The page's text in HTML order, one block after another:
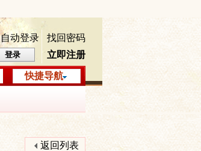
自动登录
找回密码
登录 立即注册
快捷导航
返回列表